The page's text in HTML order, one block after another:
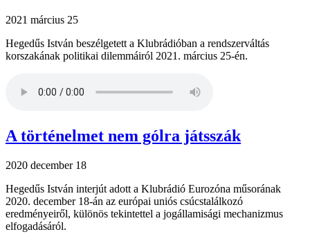
2021 március 25
Hegedűs István beszélgetett a Klubrádióban a rendszerváltás
korszakának politikai dilemmáiról 2021. március 25-én.
A történelmet nem gólra játsszák
2020 december 18
Hegedűs István interjút adott a Klubrádió Eurozóna műsorának
2020. december 18-án az európai uniós csúcstalálkozó
eredményeiről, különös tekintettel a jogállamisági mechanizmus
elfogadásáról.